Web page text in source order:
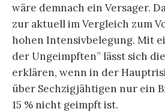
wäre demnach ein Versager.
zur aktuell im Vergleich zum
hohen Intensivbelegung. Mit
der Ungeimpften” lässt sich
erklären, wenn in der
über Sechzigjähtigen nur ein
15 % nicht geimpft ist.